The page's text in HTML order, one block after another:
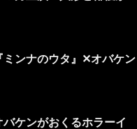
ンナのウタ』✕オバケン
ケンがおくるホラーイ